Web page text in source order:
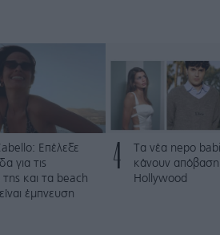
Επέλεξε
για τις
της και τα beach
έμπνευση
4
Τα νέα nepo
κάνουν
Hollywood